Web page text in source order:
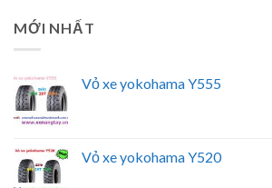
MỚI NHẤT
Vỏ xe yokohama Y555
Vỏ xe yokohama Y520